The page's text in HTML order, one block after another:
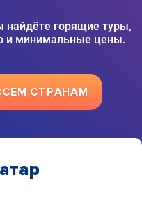
найдёте горящие туры,
минимальные цены.
СТРАНАМ